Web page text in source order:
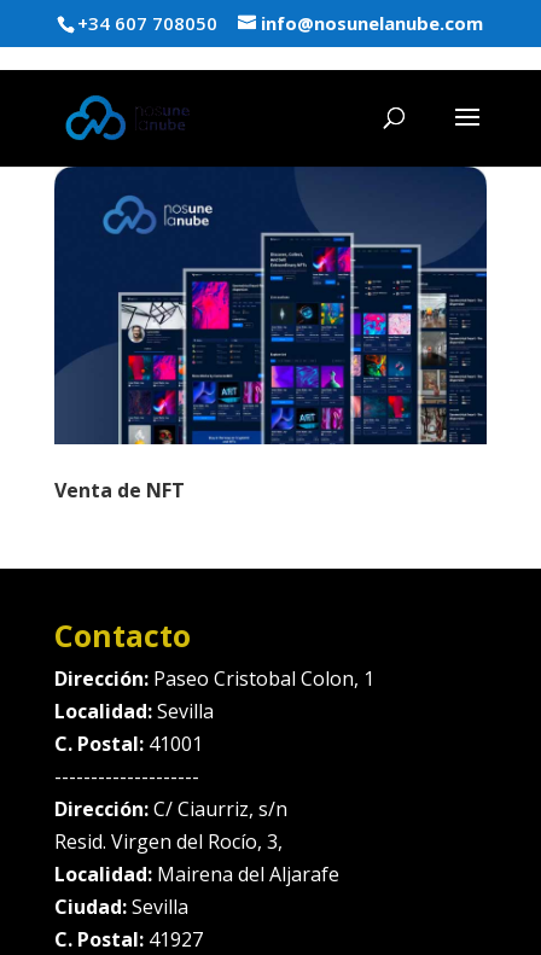
+34 607 708050 info@nosunelanube.com
Venta de NFT
Contacto
Dirección: Paseo Cristobal Colon, 1
Localidad:Sevilla
C. Postal:41001
--------------------
Dirección:C/ Ciaurriz, s/n
Resid. Virgen del Rocío, 3,
Localidad:Mairena del Aljarafe
Ciudad:Sevilla
C. Postal:41927